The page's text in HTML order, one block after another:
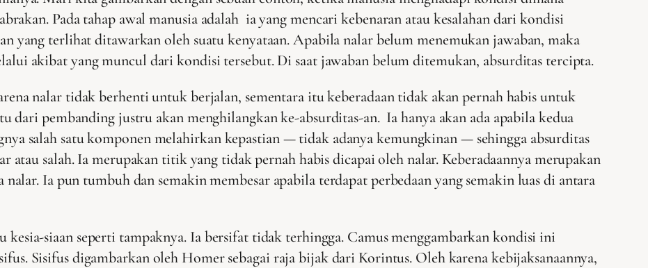
Pada tahap awal manusia adalah ia yang mencari kebenaran atau kesalahan dari kondisi
yang terlihat ditawarkan oleh suatu kenyataan. Apabila nalar belum menemukan jawaban, maka
akibat yang muncul dari kondisi tersebut. Di saat jawaban belum ditemukan, absurditas tercipta.
nalar tidak berhenti untuk berjalan, sementara itu keberadaan tidak akan pernah habis untuk
dari pembanding justru akan menghilangkan ke-absurditas-an. Ia hanya akan ada apabila kedua
salah satu komponen melahirkan kepastian — tidak adanya kemungkinan — sehingga absurditas
atau salah. Ia merupakan titik yang tidak pernah habis dicapai oleh nalar. Keberadaannya merupakan
Ia pun tumbuh dan semakin membesar apabila terdapat perbedaan yang semakin luas di antara
kesia-siaan seperti tampaknya. Ia bersifat tidak terhingga. Camus menggambarkan kondisi ini
Sisifus digambarkan oleh Homer sebagai raja bijak dari Korintus. Oleh karena kebijaksanaannya,